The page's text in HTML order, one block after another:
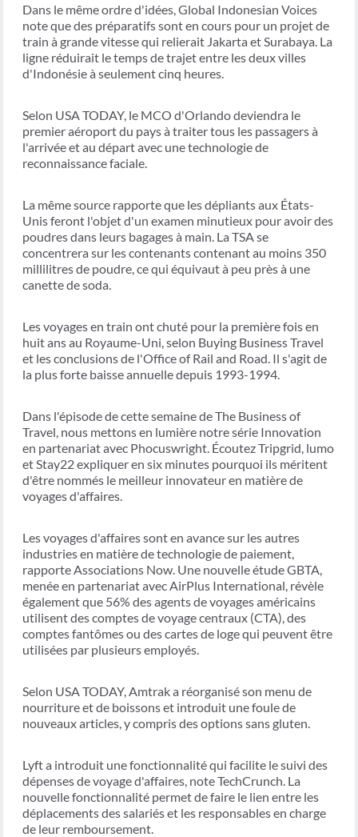
Dans le même ordre d'idées, Global Indonesian Voices
note que des préparatifs sont en cours pour un projet de
train à grande vitesse qui relierait Jakarta et Surabaya. La
ligne réduirait le temps de trajet entre les deux villes
d'Indonésie à seulement cinq heures.
Selon USA TODAY, le MCO d'Orlando deviendra le
premier aéroport du pays à traiter tous les passagers à
l'arrivée et au départ avec une technologie de
reconnaissance faciale.
La même source rapporte que les dépliants aux États-
Unis feront l'objet d'un examen minutieux pour avoir des
poudres dans leurs bagages à main. La TSA se
concentrera sur les contenants contenant au moins 350
millilitres de poudre, ce qui équivaut à peu près à une
canette de soda.
Les voyages en train ont chuté pour la première fois en
huit ans au Royaume-Uni, selon Buying Business Travel
et les conclusions de l'Office of Rail and Road. Il s'agit de
la plus forte baisse annuelle depuis 1993-1994.
Dans l'épisode de cette semaine de The Business of
Travel, nous mettons en lumière notre série Innovation
en partenariat avec Phocuswright. Écoutez Tripgrid, lumo
et Stay22 expliquer en six minutes pourquoi ils méritent
d'être nommés le meilleur innovateur en matière de
voyages d'affaires.
Les voyages d'affaires sont en avance sur les autres
industries en matière de technologie de paiement,
rapporte Associations Now. Une nouvelle étude GBTA,
menée en partenariat avec AirPlus International, révèle
également que 56% des agents de voyages américains
utilisent des comptes de voyage centraux (CTA), des
comptes fantômes ou des cartes de loge qui peuvent être
utilisées par plusieurs employés.
Selon USA TODAY, Amtrak a réorganisé son menu de
nourriture et de boissons et introduit une foule de
nouveaux articles, y compris des options sans gluten.
Lyft a introduit une fonctionnalité qui facilite le suivi des
dépenses de voyage d'affaires, note TechCrunch. La
nouvelle fonctionnalité permet de faire le lien entre les
déplacements des salariés et les responsables en charge
de leur remboursement.